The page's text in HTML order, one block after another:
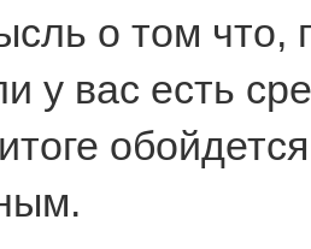
о том
у вас есть